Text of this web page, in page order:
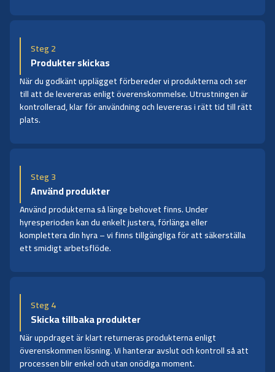
Steg 2
Produkter skickas
När du godkänt upplägget förbereder vi produkterna och ser
till att de levereras enligt överenskommelse. Utrustningen är
kontrollerad, klar för användning och levereras i rätt tid till rätt
plats.
Steg 3
Använd produkter
Använd produkterna så länge behovet finns. Under
hyresperioden kan du enkelt justera, förlänga eller
komplettera din hyra – vi finns tillgängliga för att säkerställa
ett smidigt arbetsflöde.
Steg 4
Skicka tillbaka produkter
När uppdraget är klart returneras produkterna enligt
överenskommen lösning. Vi hanterar avslut och kontroll så att
processen blir enkel och utan onödiga moment.